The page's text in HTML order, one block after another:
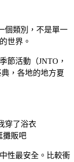
個類別，不是單一
世界。
節活動（JNTO，
，各地的地方夏
穿了浴衣
攤販吧
性最安全。比較衝